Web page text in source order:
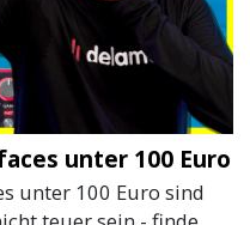
unter 100 Euro
unter 100 Euro sind